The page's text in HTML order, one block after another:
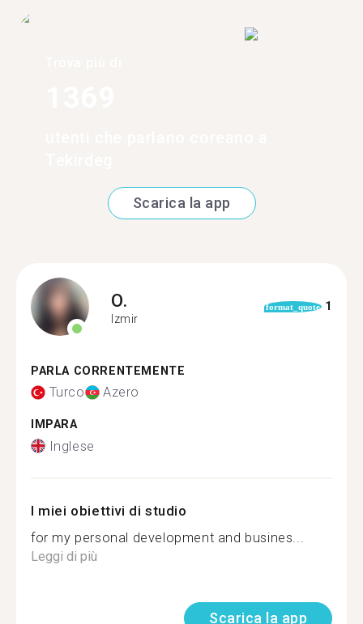
Scarica la app
O.
Izmir
format_quote 1
PARLA CORRENTEMENTE
Turco Azero
IMPARA
Inglese
I miei obiettivi di studio
for my personal development and busines...
Leggi di più
Scarica la app